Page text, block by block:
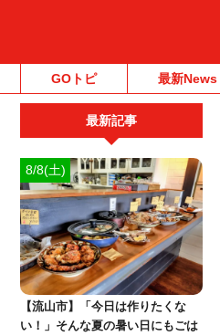
GOトピ 最新News
最新記事
8/8(土)
【流山市】「今日は作りたくな
い！」そんな夏の暑い日にもごは